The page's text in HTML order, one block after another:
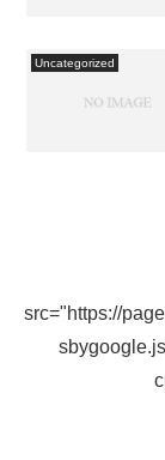
Uncategorized
src="https://